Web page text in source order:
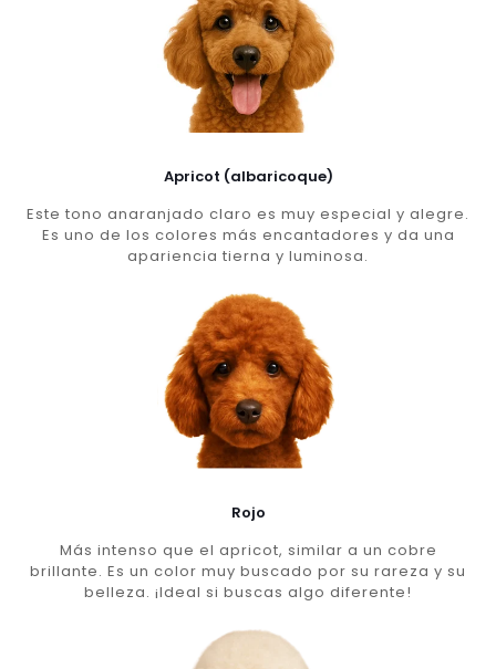
Apricot (albaricoque)
Este tono anaranjado claro es muy especial y alegre.
Es uno de los colores más encantadores y da una
apariencia tierna y luminosa.
Rojo
Más intenso que el apricot, similar a un cobre
brillante. Es un color muy buscado por su rareza y su
belleza. ¡Ideal si buscas algo diferente!